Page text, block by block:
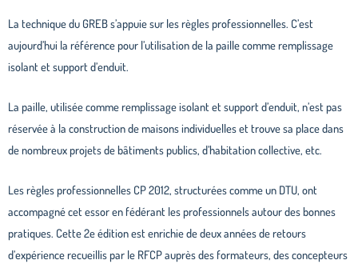
La technique du GREB s’appuie sur les règles professionnelles. C’est
aujourd’hui la référence pour l’utilisation de la paille comme remplissage
isolant et support d’enduit.
La paille, utilisée comme remplissage isolant et support d’enduit, n’est pas
réservée à la construction de maisons individuelles et trouve sa place dans
de nombreux projets de bâtiments publics, d’habitation collective, etc.
Les règles professionnelles CP 2012, structurées comme un DTU, ont
accompagné cet essor en fédérant les professionnels autour des bonnes
pratiques. Cette 2e édition est enrichie de deux années de retours
d’expérience recueillis par le RFCP auprès des formateurs, des concepteurs